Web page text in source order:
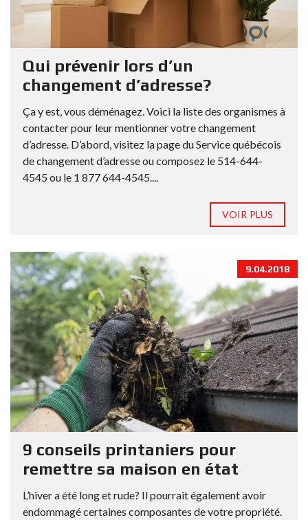
Qui prévenir lors d’un
changement d’adresse?
Ça y est, vous déménagez. Voici la liste des organismes à
contacter pour leur mentionner votre changement
d’adresse. D’abord, visitez la page du Service québécois
de changement d’adresse ou composez le 514-644-
4545 ou le 1 877 644-4545....
VOIR PLUS
9.04.2018
9 conseils printaniers pour
remettre sa maison en état
L’hiver a été long et rude? Il pourrait également avoir
endommagé certaines composantes de votre propriété.